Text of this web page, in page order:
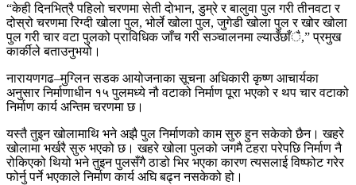
“केही दिनभित्रै पहिलो चरणमा सेती दोभान, डुम्रे र बालुवा पुल गरी तीनवटा र
दोस्रो चरणमा रिग्दी खोला पुल, भोर्ले खोला पुल, जुगेडी खोला पुल र खोर खोला
पुल गरी चार वटा पुलको प्राविधिक जाँच गरी सञ्चालनमा ल्याउँछाँै,” प्रमुख
कार्कीले बताउनुभयो।
नारायणगढ–मुग्लिन सडक आयोजनाका सूचना अधिकारी कृष्ण आचार्यका
अनुसार निर्माणाधीन १५ पुलमध्ये नौ वटाको निर्माण पूरा भएको र थप चार वटाको
निर्माण कार्य अन्तिम चरणमा छ।
यस्तै तुइन खोलामाथि भने अझै पुल निर्माणको काम सुरु हुन सकेको छैन। खहरे
खोलामा भर्खरै सुरु भएको छ। खहरे खोला पुलको जगमै टहरा परेपछि निर्माण नै
रोकिएको थियो भने तुइन पुलसँगै ठाडो भिर भएका कारण त्यसलाई विष्फोट गरेर
फोर्नु पर्ने भएकाले निर्माण कार्य अघि बढ्न नसकेको हो।